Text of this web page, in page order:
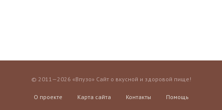
© 2011—2026 «Впузо» Сайт о вкусной и здоровой пище!
О проекте Карта сайта Контакты Помощь